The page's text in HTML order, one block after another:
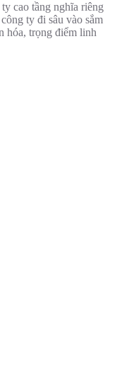
cao tầng nghĩa riêng
ty đi sâu vào sắm
hóa, trọng điểm linh